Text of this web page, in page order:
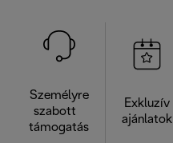
Személyre
szabott
támogatás
Exkluzív
ajánlatok